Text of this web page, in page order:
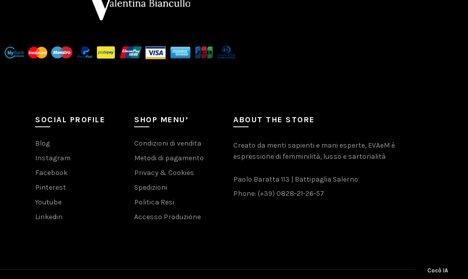
SOCIAL PROFILE
Blog
Instagram
Facebook
Pinterest
Youtube
Linkedin
SHOP MENU’
Condizioni di vendita
Metodi di pagamento
Privacy & Cookies
Spedizioni
Politica Resi
Accesso Produzione
ABOUT THE STORE
Creato da menti sapienti e mani esperte, EVAeM è
espressione di femminilità, lusso e sartorialità
Paolo Baratta 113 | Battipaglia Salerno
Phone: (+39) 0828-21-26-57
Cocò IA